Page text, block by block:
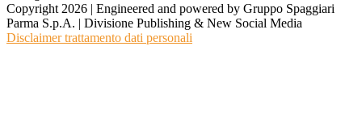
Copyright 2026 | Engineered and powered by Gruppo Spaggiari
Parma S.p.A. | Divisione Publishing & New Social Media
Disclaimer trattamento dati personali